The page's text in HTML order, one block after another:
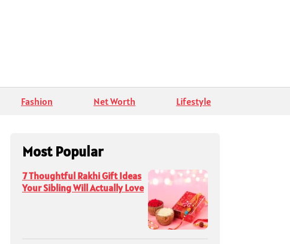
Fashion Net Worth Lifestyle
Most Popular
7 Thoughtful Rakhi Gift Ideas
Your Sibling Will Actually Love